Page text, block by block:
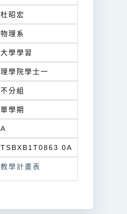
杜昭宏
物理系
大學學習
理學院學士一
不分組
單學期
A
TSBXB1T0863 0A
教學計畫表